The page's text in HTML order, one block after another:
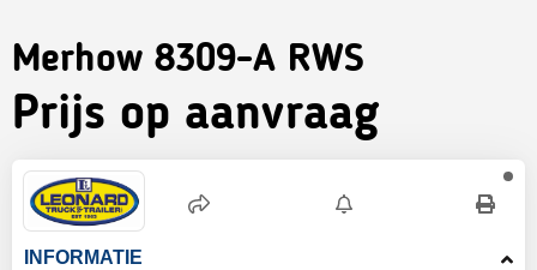
Merhow 8309-A RWS
Prijs op aanvraag
INFORMATIE